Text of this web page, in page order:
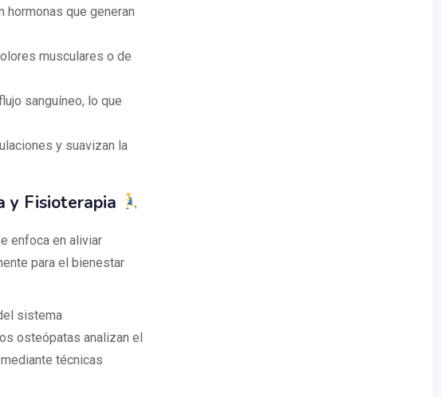
hormonas que generan
musculares o de
sanguíneo, lo que
y suavizan la
y Fisioterapia
enfoca en aliviar
para el bienestar
sistema
osteópatas analizan el
técnicas